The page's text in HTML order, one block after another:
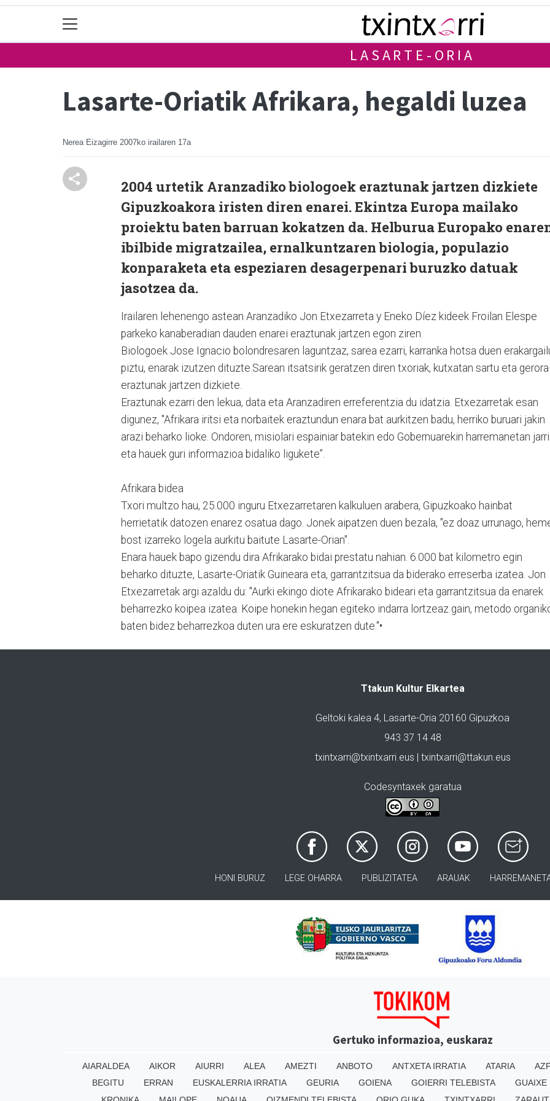
LASARTE-ORIA
Lasarte-Oriatik Afrikara, hegaldi luzea
Nerea Eizagirre 2007ko irailaren 17a
2004 urtetik Aranzadiko biologoek eraztunak jartzen dizkiete
Gipuzkoakora iristen diren enarei. Ekintza Europa mailako
proiektu baten barruan kokatzen da. Helburua Europako
ibilbide migratzailea, ernalkuntzaren biologia, populazio
konparaketa eta espeziaren desagerpenari buruzko datuak
jasotzea da.
Irailaren lehenengo astean Aranzadiko Jon Etxezarreta y Eneko Díez kideek Froilan Elespe
parkeko kanaberadian dauden enarei eraztunak jartzen egon ziren.
Biologoek Jose Ignacio bolondresaren laguntzaz, sarea ezarri, karranka hotsa duen
piztu, enarak izutzen dituzte.Sarean itsatsirik geratzen diren txoriak, kutxatan sartu eta gerora
eraztunak jartzen dizkiete.
Eraztunak ezarri den lekua, data eta Aranzadiren erreferentzia du idatzia. Etxezarretak esan
digunez, "Afrikara iritsi eta norbaitek eraztundun enara bat aurkitzen badu, herriko buruari jakin
arazi beharko lioke. Ondoren, misiolari espainiar batekin edo Gobernuarekin harremanetan jarri
eta hauek guri informazioa bidaliko ligukete”.
Afrikara bidea
Txori multzo hau, 25.000 inguru Etxezarretaren kalkuluen arabera, Gipuzkoako hainbat
herrietatik datozen enarez osatua dago. Jonek aipatzen duen bezala, "ez doaz urrunago,
bost izarreko logela aurkitu baitute Lasarte-Orian".
Enara hauek bapo gizendu dira Afrikarako bidai prestatu nahian. 6.000 bat kilometro egin
beharko dituzte, Lasarte-Oriatik Guineara eta, garrantzitsua da biderako erreserba izatea. Jon
Etxezarretak argi azaldu du: "Aurki ekingo diote Afrikarako bideari eta garrantzitsua da enarek
beharrezko koipea izatea. Koipe honekin hegan egiteko indarra lortzeaz gain, metodo
baten bidez beharrezkoa duten ura ere eskuratzen dute."•
Ttakun Kultur Elkartea
Geltoki kalea 4, Lasarte-Oria 20160 Gipuzkoa
943 37 14 48
txintxarri@txintxarri.eus | txintxarri@ttakun.eus
Codesyntaxek garatua
HONI BURUZ LEGE OHARRA PUBLIZITATEA ARAUAK
Gertuko informazioa, euskaraz
AIARALDEA AIKOR AIURRI ALEA AMEZTI ANBOTO ANTXETA IRRATIA ATARIA
BEGITU
ERRAN EUSKALERRIA IRRATIA GEURIA GOIENA GOIERRI TELEBISTA
GUAIXE